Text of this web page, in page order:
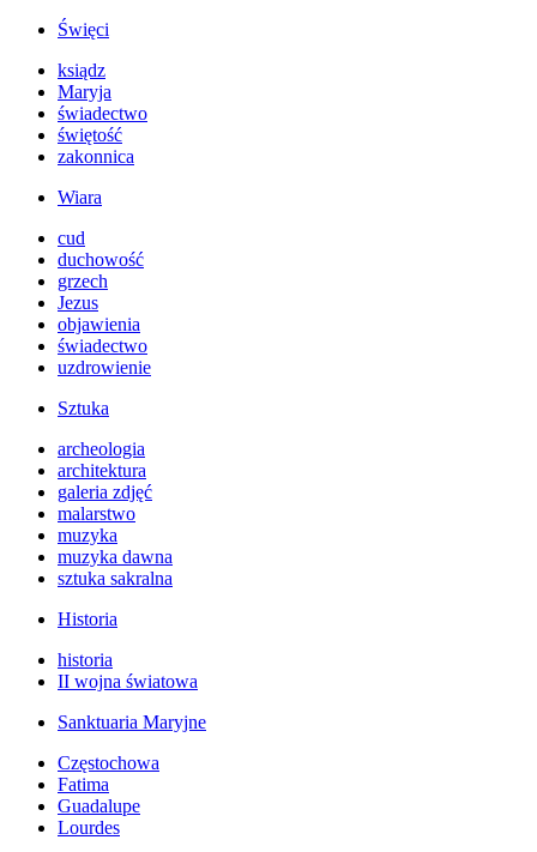
Święci
ksiądz
Maryja
świadectwo
świętość
zakonnica
Wiara
cud
duchowość
grzech
Jezus
objawienia
świadectwo
uzdrowienie
Sztuka
archeologia
architektura
galeria zdjęć
malarstwo
muzyka
muzyka dawna
sztuka sakralna
Historia
historia
II wojna światowa
Sanktuaria Maryjne
Częstochowa
Fatima
Guadalupe
Lourdes